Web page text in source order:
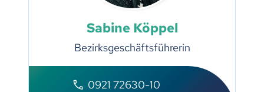
Sabine Köppel
Bezirksgeschäftsführerin
0921 72630-10